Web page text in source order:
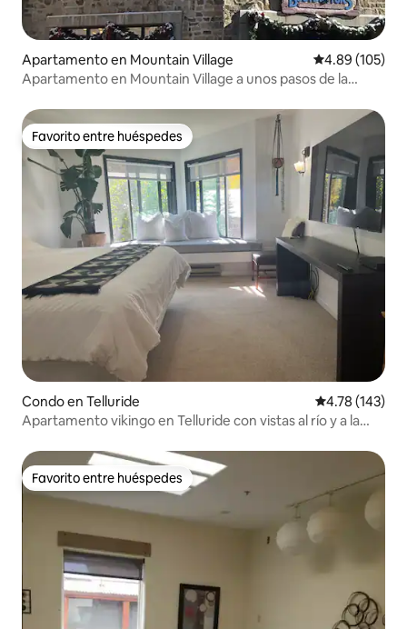
Apartamento en Mountain Village Calificación
4.89 (105)
Apartamento en Mountain Village a unos pasos de la
Favorito entre huéspedes
Favorito entre huéspedes
Condo en Telluride Calificación
4.78 (143)
Apartamento vikingo en Telluride con vistas al río y a la
Favorito entre huéspedes
Favorito entre huéspedes